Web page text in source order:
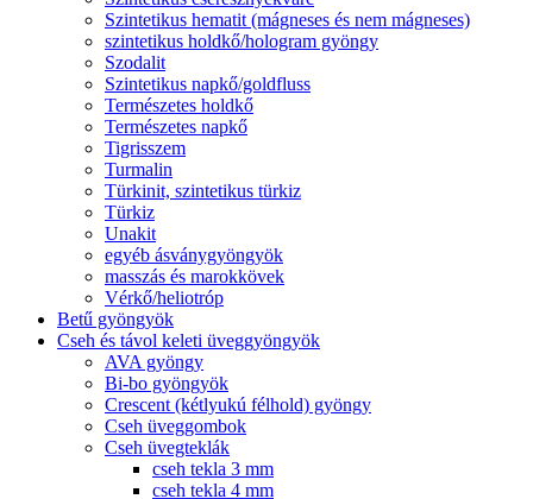
Szintetikus hematit (mágneses és nem mágneses)
szintetikus holdkő/hologram gyöngy
Szodalit
Szintetikus napkő/goldfluss
Természetes holdkő
Természetes napkő
Tigrisszem
Turmalin
Türkinit, szintetikus türkiz
Türkiz
Unakit
egyéb ásványgyöngyök
masszás és marokkövek
Vérkő/heliotróp
Betű gyöngyök
Cseh és távol keleti üveggyöngyök
AVA gyöngy
Bi-bo gyöngyök
Crescent (kétlyukú félhold) gyöngy
Cseh üveggombok
Cseh üvegteklák
cseh tekla 3 mm
cseh tekla 4 mm